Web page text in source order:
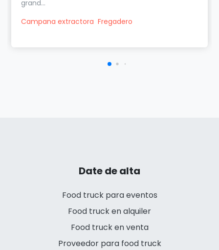
grand...
Campana extractora Fregadero
Date de alta
Food truck para eventos
Food truck en alquiler
Food truck en venta
Proveedor para food truck